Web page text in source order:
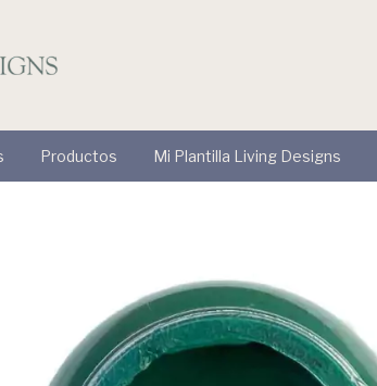
Productos Mi Plantilla Living Designs